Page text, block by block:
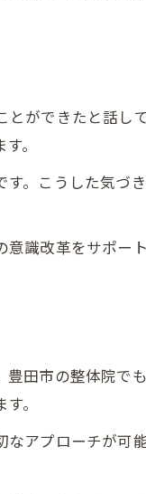
ができたと話し
。
。こうした気づ
識改革をサポー
田市の整体院で
。
アプローチが可